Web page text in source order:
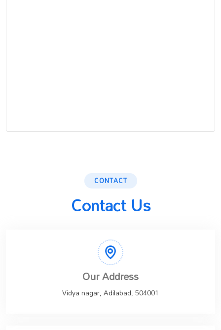
CONTACT
Contact Us
Our Address
Vidya nagar, Adilabad, 504001